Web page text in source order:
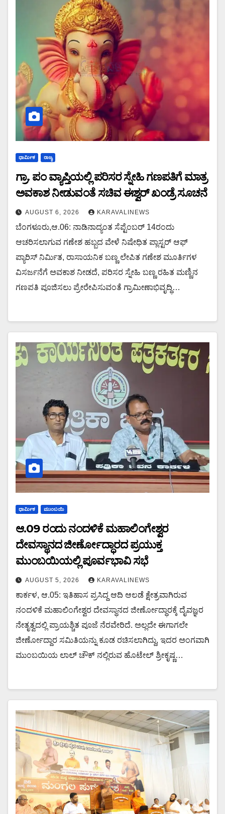
ಧಾರ್ಮಿಕ ರಾಜ್ಯ
ಗ್ರಾ. ಪಂ ವ್ಯಾಪ್ತಿಯಲ್ಲಿ ಪರಿಸರ ಸ್ನೇಹಿ ಗಣಪತಿಗೆ ಮಾತ್ರ
ಅವಕಾಶ ನೀಡುವಂತೆ ಸಚಿವ ಈಶ್ವರ್ ಖಂಡ್ರೆ ಸೂಚನೆ
AUGUST 6, 2026 KARAVALINEWS
ಬೆಂಗಳೂರು,ಆ.06: ನಾಡಿನಾದ್ಯಂತ ಸೆಪ್ಟೆಂಬರ್ 14ರಂದು
ಆಚರಿಸಲಾಗುವ ಗಣೇಶ ಹಬ್ಬದ ವೇಳೆ ನಿಷೇಧಿತ ಪ್ಲಾಸ್ಟರ್ ಆಫ್
ಪ್ಯಾರಿಸ್ ನಿರ್ಮಿತ, ರಾಸಾಯನಿಕ ಬಣ್ಣ ಲೇಪಿತ ಗಣೇಶ ಮೂರ್ತಿಗಳ
ವಿಸರ್ಜನೆಗೆ ಅವಕಾಶ ನೀಡದೆ, ಪರಿಸರ ಸ್ನೇಹಿ ಬಣ್ಣ ರಹಿತ ಮಣ್ಣಿನ
ಗಣಪತಿ ಪೂಜಿಸಲು ಪ್ರೇರೇಪಿಸುವಂತೆ ಗ್ರಾಮೀಣಾಭಿವೃದ್ಧಿ…
ಧಾರ್ಮಿಕ ಮುಂಬಯಿ
ಆ.09 ರಂದು ನಂದಳಿಕೆ ಮಹಾಲಿಂಗೇಶ್ವರ
ದೇವಸ್ಥಾನದ ಜೀರ್ಣೋದ್ಧಾರದ ಪ್ರಯುಕ್ತ
ಮುಂಬಯಿಯಲ್ಲಿ ಪೂರ್ವಭಾವಿ ಸಭೆ
AUGUST 5, 2026 KARAVALINEWS
ಕಾರ್ಕಳ, ಆ.05: ಇತಿಹಾಸ ಪ್ರಸಿದ್ದ ಆದಿ ಆಲಡೆ ಕ್ಷೇತ್ರವಾಗಿರುವ
ನಂದಳಿಕೆ ಮಹಾಲಿಂಗೇಶ್ವರ ದೇವಸ್ಥಾನದ ಜೀರ್ಣೋದ್ಧಾರಕ್ಕೆ ದೈವಜ್ಞರ
ನೇತೃತ್ವದಲ್ಲಿ ಪ್ರಾಯಶ್ಚಿತ ಪೂಜೆ ನೆರವೇರಿದೆ. ಅಲ್ಲದೇ ಈಗಾಗಲೇ
ಜೀರ್ಣೋದ್ದಾರ ಸಮಿತಿಯನ್ನು ಕೂಡ ರಚಿಸಲಾಗಿದ್ದು, ಇದರ ಅಂಗವಾಗಿ
ಮುಂಬಯಿಯ ಲಾಲ್ ಚೌಕ್ ನಲ್ಲಿರುವ ಹೊಟೇಲ್ ಶ್ರೀಕೃಷ್ಣ…